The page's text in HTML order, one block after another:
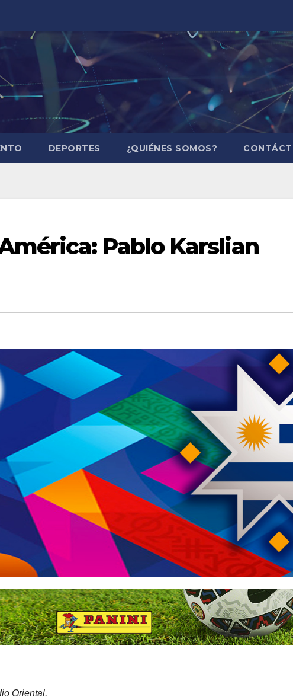
DEPORTES ¿QUIÉNES SOMOS?
Pablo Karslian
Oriental.